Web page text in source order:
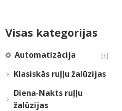
Visas kategorijas
Automatizācija
Klasiskās ruļļu žalūzijas
Diena-Nakts ruļļu
žalūzijas